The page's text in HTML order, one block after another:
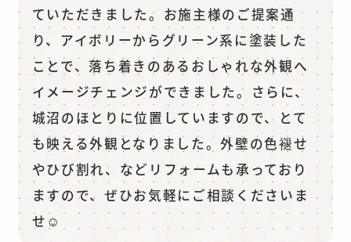
ていただきました。お施主様のご提案通
り、アイボリーからグリーン系に塗装した
ことで、落ち着きのあるおしゃれな外観へ
イメージチェンジができました。さらに、
城沼のほとりに位置していますので、とて
も映える外観となりました。外壁の色褪せ
やひび割れ、などリフォームも承っており
ますので、ぜひお気軽にご相談くださいま
せ☺️